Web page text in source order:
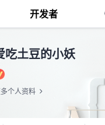
开发者
吃土豆的小妖
多个人资料